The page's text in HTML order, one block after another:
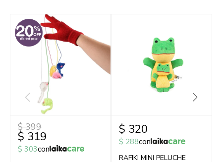
$ 319
$ 399
$ 303con
$ 320
$ 288con
RAFIKI MINI PELUCHE